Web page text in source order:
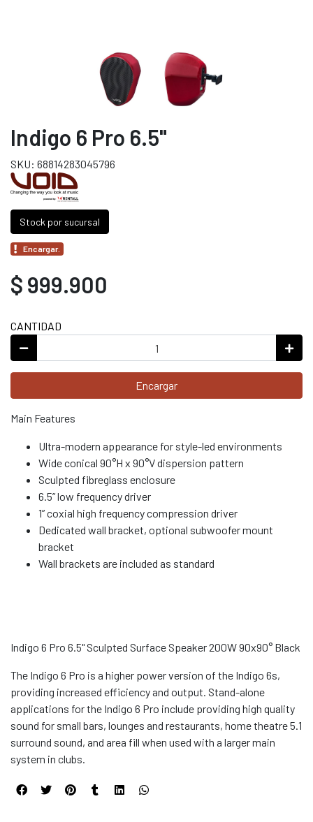
Indigo 6 Pro 6.5"
SKU: 68814283045796
Stock por sucursal
Encargar.
$ 999.900
CANTIDAD
Encargar
Main Features
Ultra-modern appearance for style-led environments
Wide conical 90°H x 90°V dispersion pattern
Sculpted fibreglass enclosure
6.5” low frequency driver
1” coxial high frequency compression driver
Dedicated wall bracket, optional subwoofer mount
bracket
Wall brackets are included as standard
Indigo 6 Pro 6.5" Sculpted Surface Speaker 200W 90x90° Black
The Indigo 6 Pro is a higher power version of the Indigo 6s,
providing increased efficiency and output. Stand-alone
applications for the Indigo 6 Pro include providing high quality
sound for small bars, lounges and restaurants, home theatre 5.1
surround sound, and area fill when used with a larger main
system in clubs.